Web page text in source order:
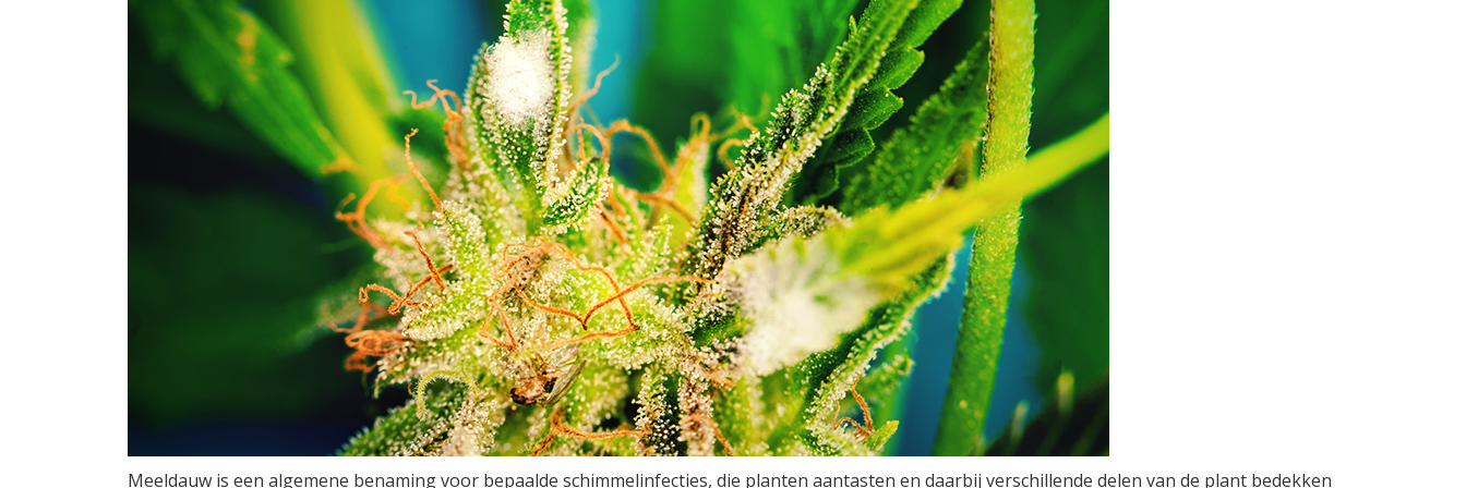
Meeldauw is een algemene benaming voor bepaalde schimmelinfecties, die planten aantasten en daarbij verschillende delen van de plant bedekken